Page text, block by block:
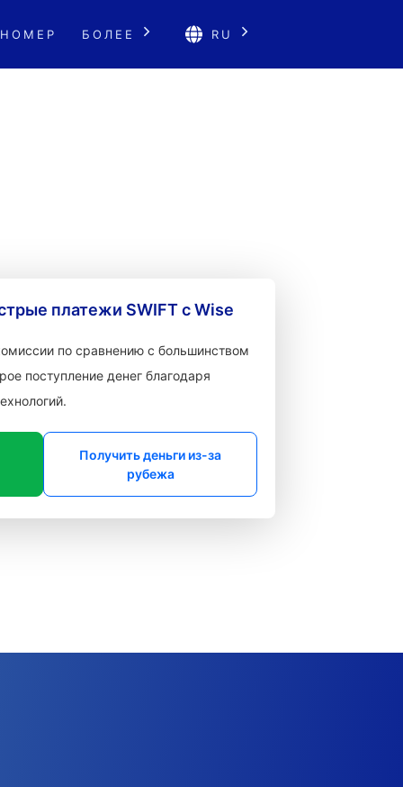
БОЛЕЕ RU
платежи SWIFT с Wise
по сравнению с большинством
поступление денег благодаря
Получить деньги из-за
рубежа